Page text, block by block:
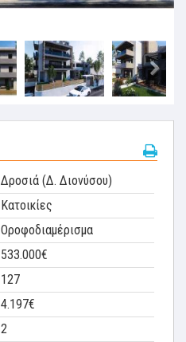
Δροσιά (Δ. Διονύσου)
Κατοικίες
Οροφοδιαμέρισμα
533.000€
127
4.197€
2